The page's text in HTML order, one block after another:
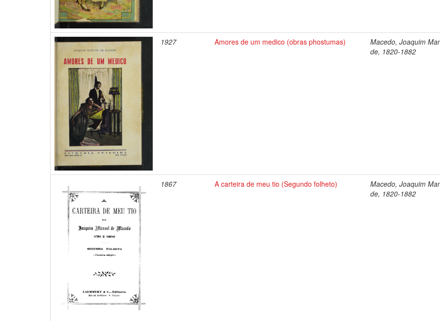
1927 Amores de um medico (obras phostumas)
Macedo, Joaquim
de, 1820-1882
1867 A carteira de meu tio (Segundo folheto)
Macedo, Joaquim
de, 1820-1882